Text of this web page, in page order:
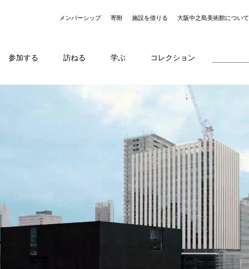
メンバーシップ 寄附 施設を借りる 大阪中之島美術館について
参加する 訪ねる 学ぶ コレクション